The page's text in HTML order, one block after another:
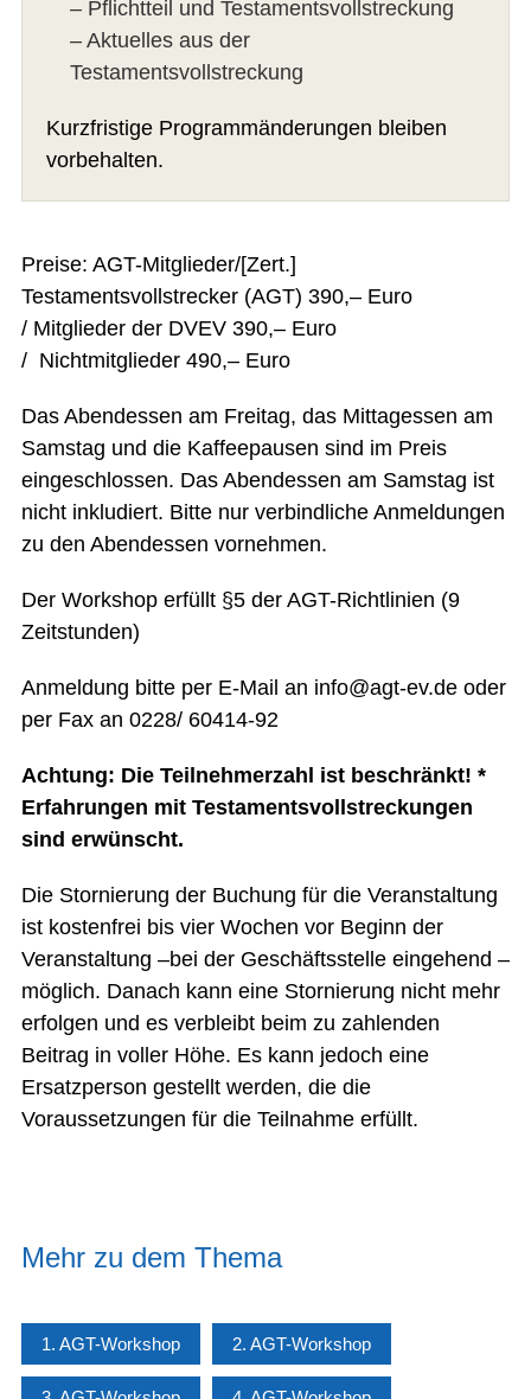
– Pflichtteil und Testamentsvollstreckung
– Aktuelles aus der
Testamentsvollstreckung
Kurzfristige Programmänderungen bleiben
vorbehalten.
Preise: AGT-Mitglieder/[Zert.]
Testamentsvollstrecker (AGT) 390,– Euro
/ Mitglieder der DVEV 390,– Euro
/ Nichtmitglieder 490,– Euro
Das Abendessen am Freitag, das Mittagessen am
Samstag und die Kaffeepausen sind im Preis
eingeschlossen. Das Abendessen am Samstag ist
nicht inkludiert. Bitte nur verbindliche Anmeldungen
zu den Abendessen vornehmen.
Der Workshop erfüllt §5 der AGT-Richtlinien (9
Zeitstunden)
Anmeldung bitte per E-Mail an info@agt-ev.de oder
per Fax an 0228/ 60414-92
Achtung: Die Teilnehmerzahl ist beschränkt! *
Erfahrungen mit Testamentsvollstreckungen
sind erwünscht.
Die Stornierung der Buchung für die Veranstaltung
ist kostenfrei bis vier Wochen vor Beginn der
Veranstaltung –bei der Geschäftsstelle eingehend –
möglich. Danach kann eine Stornierung nicht mehr
erfolgen und es verbleibt beim zu zahlenden
Beitrag in voller Höhe. Es kann jedoch eine
Ersatzperson gestellt werden, die die
Voraussetzungen für die Teilnahme erfüllt.
Mehr zu dem Thema
1. AGT-Workshop 2. AGT-Workshop